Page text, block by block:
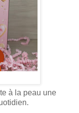
à la peau une